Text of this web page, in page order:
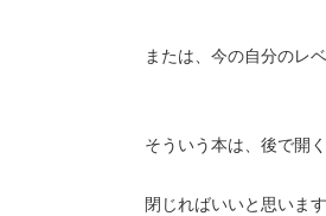
または、今の自分のレ
そういう本は、後で開
閉じればいいと思います